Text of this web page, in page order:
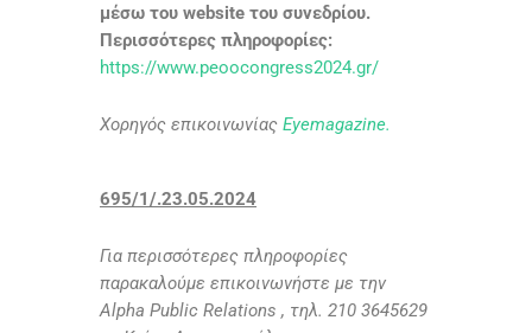
μέσω του website του συνεδρίου.
Περισσότερες πληροφορίες:
https://www.peoocongress2024.gr/
Χορηγός επικοινωνίας Eyemagazine.
695/1/.23.05.2024
Για περισσότερες πληροφορίες
παρακαλούμε επικοινωνήστε με την
Alpha Public Relations , τηλ. 210 3645629